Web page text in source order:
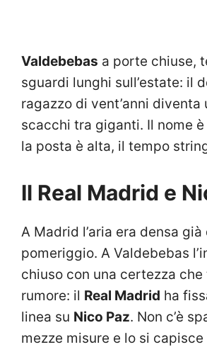
Valdebebas a porte chiuse,
sguardi lunghi sull’estate: il
ragazzo di vent’anni diventa
scacchi tra giganti. Il nome
la posta è alta, il tempo
Il Real Madrid e
A Madrid l’aria era densa già
pomeriggio. A Valdebebas
chiuso con una certezza che
rumore: il Real Madrid ha
linea su Nico Paz. Non c’è
mezze misure e lo si